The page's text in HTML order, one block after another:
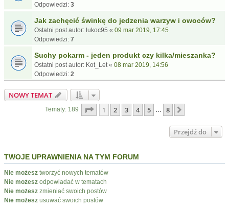
Odpowiedzi: 3
Jak zachęcić świnkę do jedzenia warzyw i owoców?
Ostatni post autor: lukoc95 « 09 mar 2019, 17:45
Odpowiedzi: 7
Suchy pokarm - jeden produkt czy kilka/mieszanka?
Ostatni post autor: Kot_Let« 08 mar 2019, 14:56
Odpowiedzi: 2
NOWY TEMAT
Tematy: 189 Strona1 z8
1 2 3 4 5 … 8
Przejdź do
TWOJE UPRAWNIENIA NA TYM FORUM
Nie możesz tworzyć nowych tematów
Nie możesz odpowiadać w tematach
Nie możesz zmieniać swoich postów
Nie możesz usuwać swoich postów